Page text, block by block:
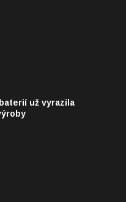
už vyrazila